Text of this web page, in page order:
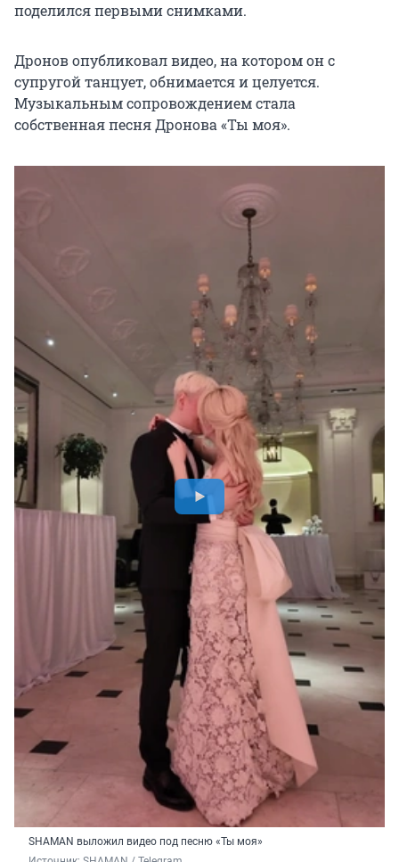
поделился первыми снимками.
Дронов опубликовал видео, на котором он с
супругой танцует, обнимается и целуется.
Музыкальным сопровождением стала
собственная песня Дронова «Ты моя».
SHAMAN выложил видео под песню «Ты моя»